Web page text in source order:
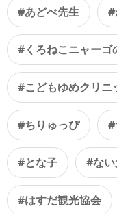
#あどべ先生 #
#くろねこニャーゴ
#こどもゆめクリニ
#ちりゅっぴ #
#とな子 #な
#はすだ観光協会